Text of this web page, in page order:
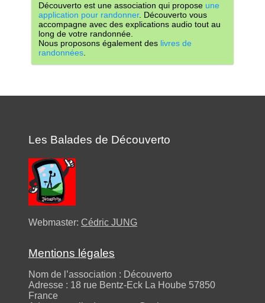
Découverto est une association qui propose une
application pour randonner. Découverto vous
accompagne avec des explications audio tout au
long de votre randonnée.
Nous proposons également des livres de
randonnées
Les Balades de Découverto
Webmaster: Cédric JUNG
Mentions légales
Nom de l’association : Découverto
Adresse : 18 rue Bentz-Eck La Hoube 57850
France